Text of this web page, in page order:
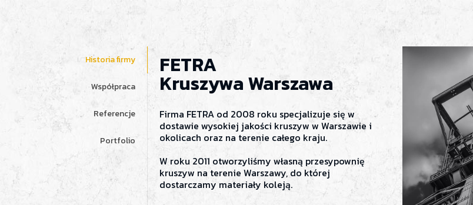
Historia firmy
Współpraca
Referencje
Portfolio
FETRA
Kruszywa Warszawa
Firma FETRA od 2008 roku specjalizuje się w
dostawie wysokiej jakości kruszyw w Warszawie i
okolicach oraz na terenie całego kraju.
W roku 2011 otworzyliśmy własną przesypownię
kruszyw na terenie Warszawy, do której
dostarczamy materiały koleją.